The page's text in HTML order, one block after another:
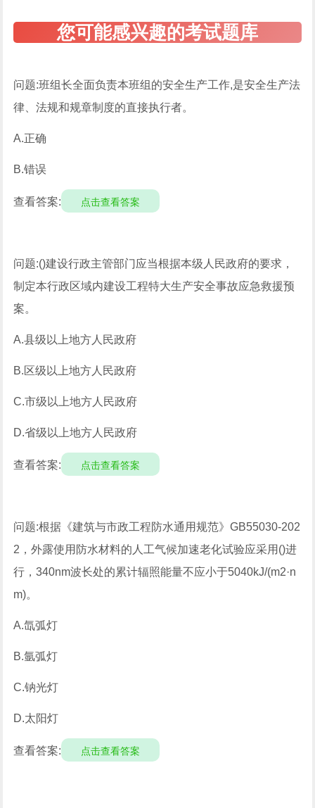
问题:班组长全面负责本班组的安全生产工作,是安全生产法
律、法规和规章制度的直接执行者。
A.正确
B.错误
查看答案: 点击查看答案
问题:()建设行政主管部门应当根据本级人民政府的要求，
制定本行政区域内建设工程特大生产安全事故应急救援预
案。
A.县级以上地方人民政府
B.区级以上地方人民政府
C.市级以上地方人民政府
D.省级以上地方人民政府
查看答案: 点击查看答案
问题:根据《建筑与市政工程防水通用规范》GB55030-202
2，外露使用防水材料的人工气候加速老化试验应采用()进
行，340nm波长处的累计辐照能量不应小于5040kJ/(m2·n
m)。
A.氙弧灯
B.氩弧灯
C.钠光灯
D.太阳灯
查看答案: 点击查看答案